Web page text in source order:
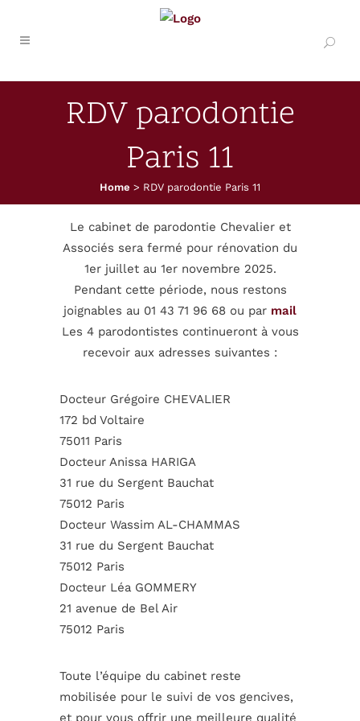
RDV parodontie
Paris 11
Home > RDV parodontie Paris 11
Le cabinet de parodontie Chevalier et
Associés sera fermé pour rénovation du
1er juillet au 1er novembre 2025.
Pendant cette période, nous restons
joignables au 01 43 71 96 68 ou par mail
Les 4 parodontistes continueront à vous
recevoir aux adresses suivantes :
Docteur Grégoire CHEVALIER
172 bd Voltaire
75011 Paris
Docteur Anissa HARIGA
31 rue du Sergent Bauchat
75012 Paris
Docteur Wassim AL-CHAMMAS
31 rue du Sergent Bauchat
75012 Paris
Docteur Léa GOMMERY
21 avenue de Bel Air
75012 Paris
Toute l’équipe du cabinet reste
mobilisée pour le suivi de vos gencives,
et pour vous offrir une meilleure qualité